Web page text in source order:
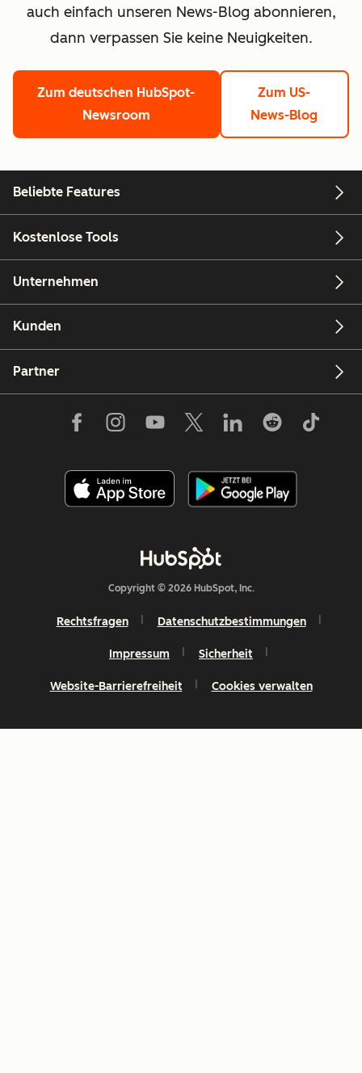
auch einfach unseren News-Blog abonnieren,
dann verpassen Sie keine Neuigkeiten.
Zum deutschen HubSpot-
Newsroom
Zum US-
News-Blog
Beliebte Features
Kostenlose Tools
Unternehmen
Kunden
Partner
Copyright © 2026 HubSpot, Inc.
Rechtsfragen Datenschutzbestimmungen
Impressum Sicherheit
Website-Barrierefreiheit Cookies verwalten